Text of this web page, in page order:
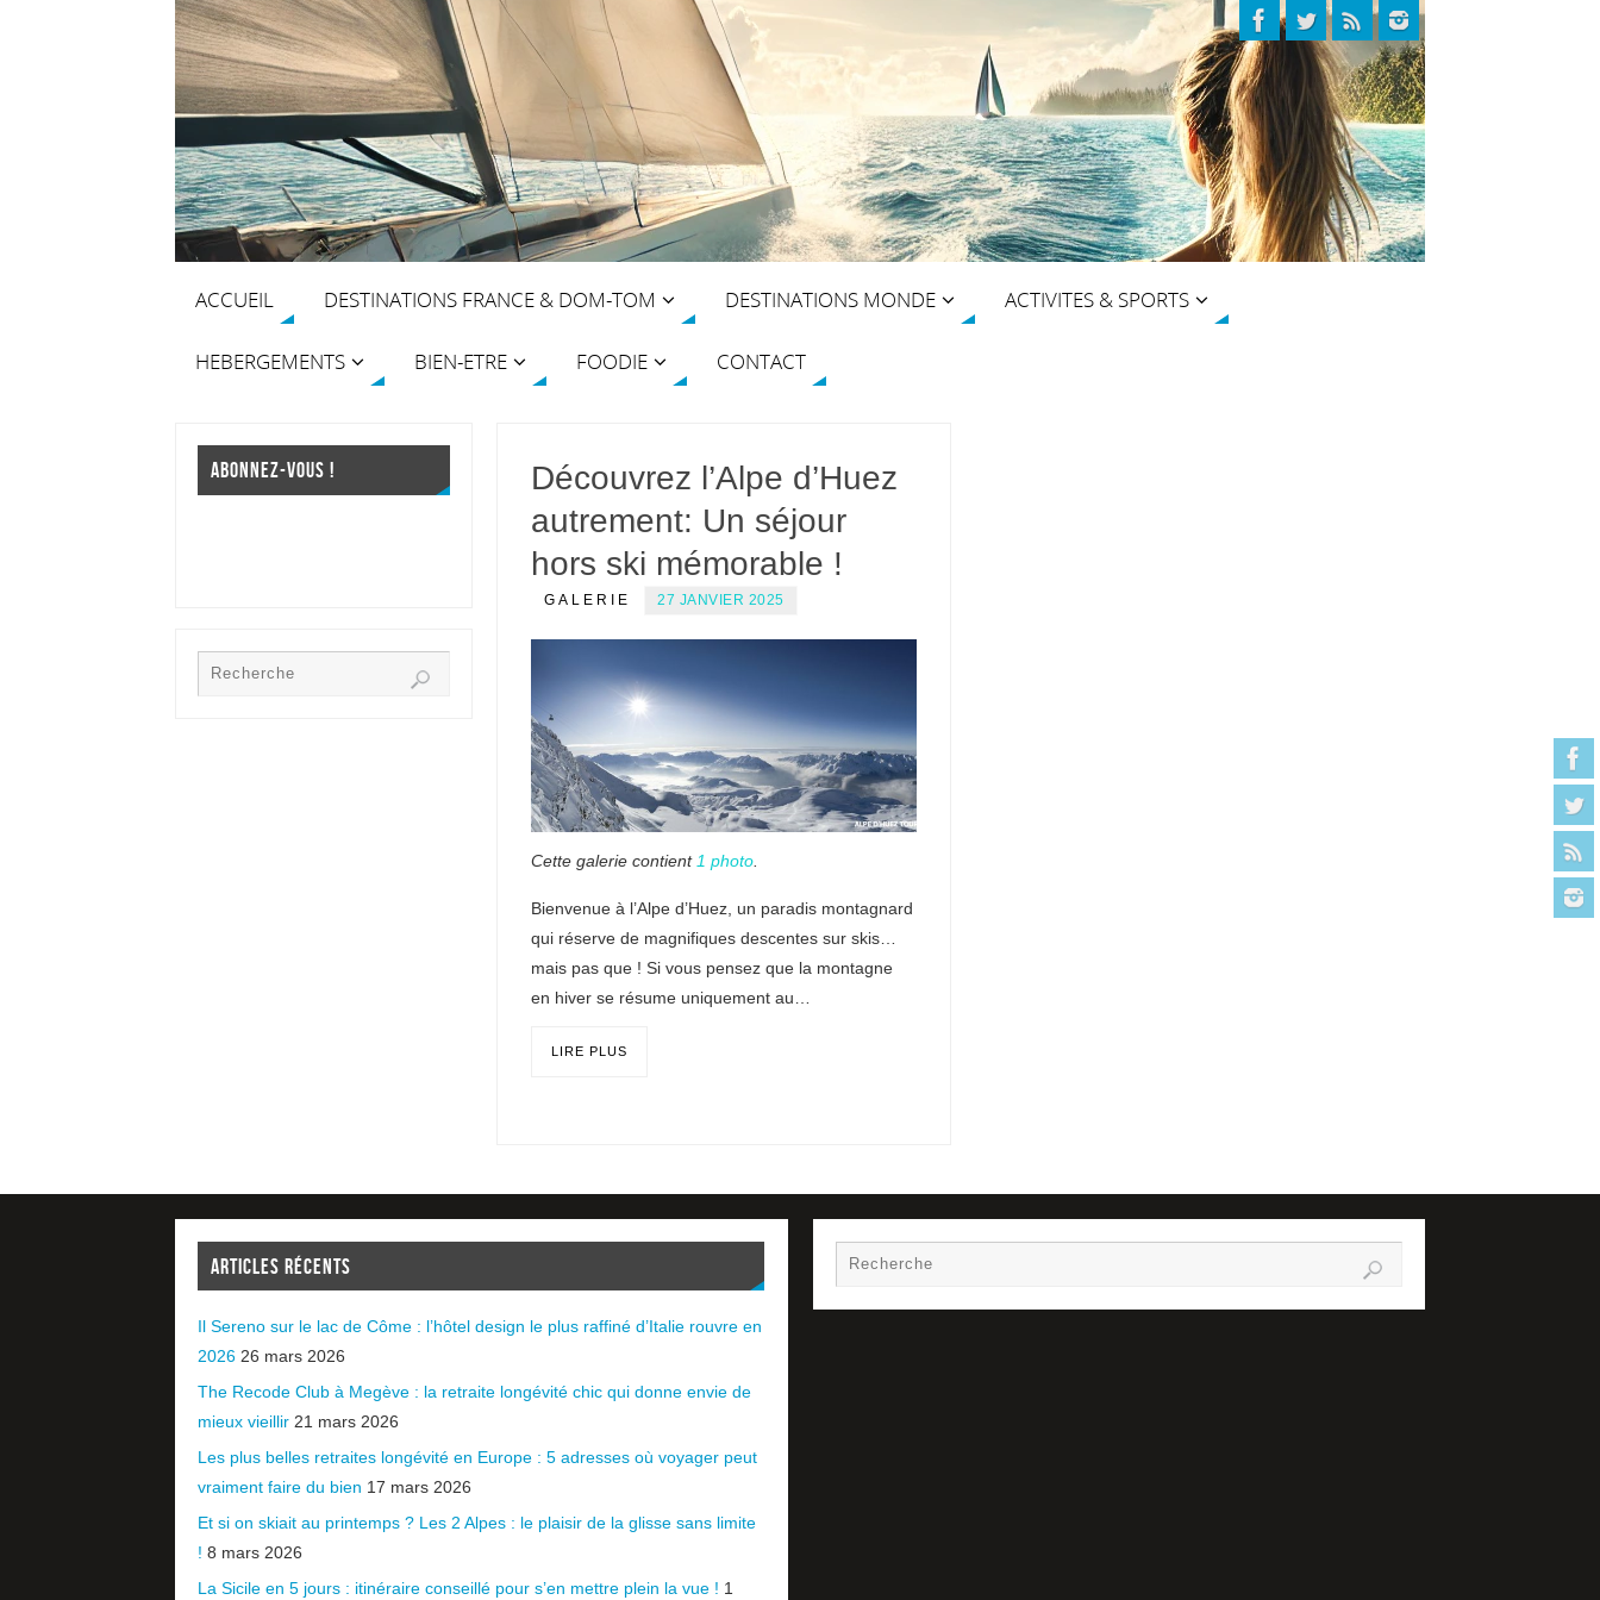
ACCUEIL DESTINATIONS FRANCE & DOM-TOM DESTINATIONS MONDE ACTIVITES & SPORTS
HEBERGEMENTS BIEN-ETRE FOODIE CONTACT
Découvrez l’Alpe d’Huez
autrement: Un séjour
hors ski mémorable !
GALERIE 27 JANVIER 2025
Cette galerie contient 1 photo
Bienvenue à l’Alpe d’Huez, un paradis montagnard
qui réserve de magnifiques descentes sur skis…
mais pas que ! Si vous pensez que la montagne
en hiver se résume uniquement au…
LIRE PLUS
ABONNEZ-VOUS !
ARTICLES RÉCENTS
Il Sereno sur le lac de Côme : l’hôtel design le plus raffiné d’Italie rouvre en
2026 26 mars 2026
The Recode Club à Megève : la retraite longévité chic qui donne envie de
mieux vieillir 21 mars 2026
Les plus belles retraites longévité en Europe : 5 adresses où voyager peut
vraiment faire du bien 17 mars 2026
Et si on skiait au printemps ? Les 2 Alpes : le plaisir de la glisse sans limite
! 8 mars 2026
La Sicile en 5 jours : itinéraire conseillé pour s’en mettre plein la vue ! 1